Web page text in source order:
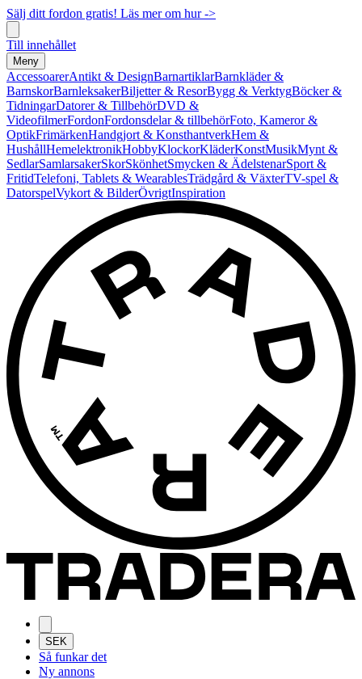
Sälj ditt fordon gratis! Läs mer om hur ->
Till innehållet
Meny
AccessoarerAntikt & DesignBarnartiklarBarnkläder &
BarnskorBarnleksakerBiljetter & ResorBygg & VerktygBöcker &
TidningarDatorer & TillbehörDVD &
VideofilmerFordonFordonsdelar & tillbehörFoto, Kameror &
OptikFrimärkenHandgjort & KonsthantverkHem &
HushållHemelektronikHobbyKlockorKläderKonstMusikMynt &
SedlarSamlarsakerSkorSkönhetSmycken & ÄdelstenarSport &
FritidTelefoni, Tablets & WearablesTrädgård & VäxterTV-spel &
DatorspelVykort & BilderÖvrigtInspiration
SEK
Så funkar det
Ny annons